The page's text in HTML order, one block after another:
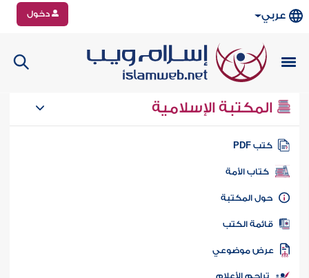
عربي دخول
المكتبة الإسلامية
كتب PDF
كتاب الأمة
المكتبة
الكتب